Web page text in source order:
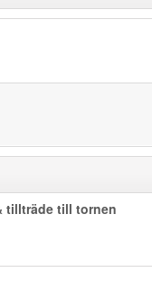
tillträde till tornen